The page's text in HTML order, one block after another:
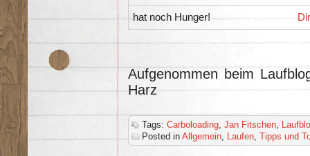
hat noch Hunger!
Aufgenommen beim
Harz
Tags: Carboloading, Jan Fitschen,
Posted in Allgemein, Laufen, Tipps und